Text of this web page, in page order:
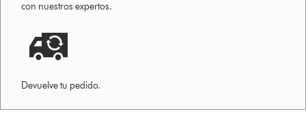
con nuestros expertos.
Devuelve tu pedido.